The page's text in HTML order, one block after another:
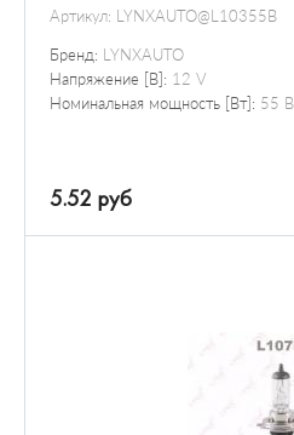
Артикул: LYNXAUTO@L10355B
Бренд: LYNXAUTO
Напряжение [В]: 12 V
Номинальная мощность [Вт]: 55
5.52 руб